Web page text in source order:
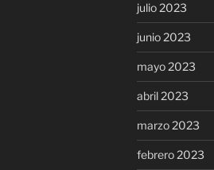
julio 2023
junio 2023
mayo 2023
abril 2023
marzo 2023
febrero 2023